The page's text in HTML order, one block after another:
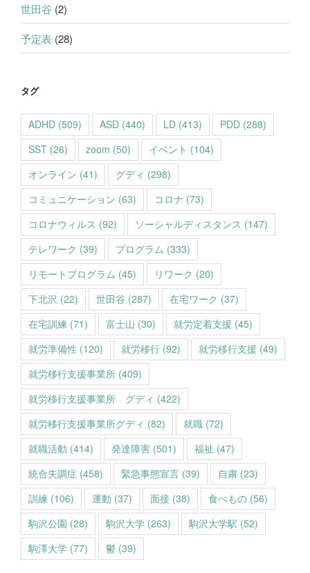
世田谷 (2)
予定表 (28)
タグ
ADHD (509) ASD (440) LD (413) PDD (288)
SST (26) zoom (50) イベント (104)
オンライン (41) グディ (298)
コミュニケーション (63) コロナ (73)
コロナウィルス (92) ソーシャルディスタンス (147)
テレワーク (39) プログラム (333)
リモートプログラム (45) リワーク (20)
下北沢 (22) 世田谷 (287) 在宅ワーク (37)
在宅訓練 (71) 富士山 (30) 就労定着支援 (45)
就労準備性 (120) 就労移行 (92) 就労移行支援 (49)
就労移行支援事業所 (409)
就労移行支援事業所 グディ (422)
就労移行支援事業所グディ (82) 就職 (72)
就職活動 (414) 発達障害 (501) 福祉 (47)
統合失調症 (458) 緊急事態宣言 (39) 自粛 (23)
訓練 (106) 運動 (37) 面接 (38) 食べもの (56)
駒沢公園 (28) 駒沢大学 (263) 駒沢大学駅 (52)
駒澤大学 (77) 鬱 (39)